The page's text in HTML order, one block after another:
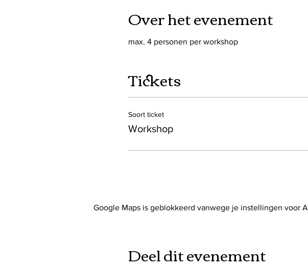
Over het evenement
max. 4 personen per workshop
Tickets
Soort ticket
Workshop
Google Maps is geblokkeerd vanwege je instellingen voor
Deel dit evenement